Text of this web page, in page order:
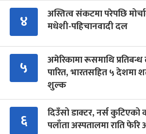
४
अस्तित्व संकटमा परेपछि
मधेशी-पहिचानवादी दल
५
अमेरिकामा रूसमाथि
पारित, भारतसहित ५ देशमा
शुल्क
६
दिउँसो डाक्टर, नर्स
पलाँता अस्पतालमा राति